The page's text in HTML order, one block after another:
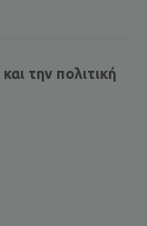
και την πολιτική